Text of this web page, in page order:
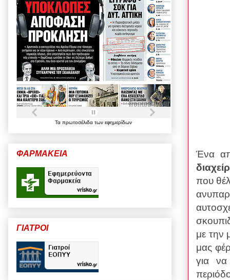
Ένα
που
με την
μας
για
Τα πρωτοσέλιδα των εφημερίδων
ΦΑΡΜΑΚΕΙΑ
ΓΙΑΤΡΟΙ